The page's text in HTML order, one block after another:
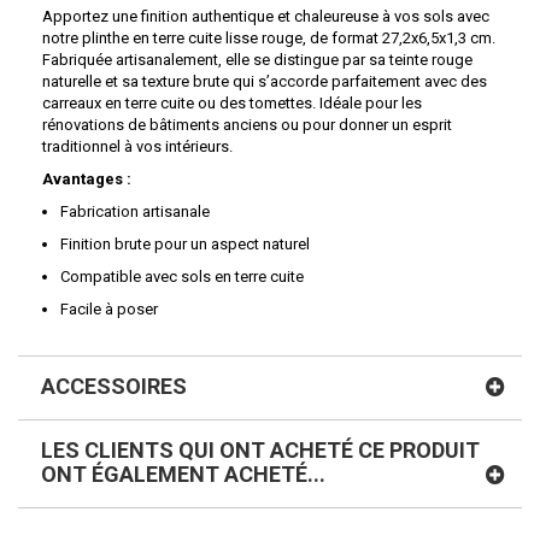
Apportez une finition authentique et chaleureuse à vos sols avec
notre plinthe en terre cuite lisse rouge, de format 27,2x6,5x1,3 cm.
Fabriquée artisanalement, elle se distingue par sa teinte rouge
naturelle et sa texture brute qui s’accorde parfaitement avec des
carreaux en terre cuite ou des tomettes. Idéale pour les
rénovations de bâtiments anciens ou pour donner un esprit
traditionnel à vos intérieurs.
Avantages :
Fabrication artisanale
Finition brute pour un aspect naturel
Compatible avec sols en terre cuite
Facile à poser
ACCESSOIRES
LES CLIENTS QUI ONT ACHETÉ CE PRODUIT
ONT ÉGALEMENT ACHETÉ...